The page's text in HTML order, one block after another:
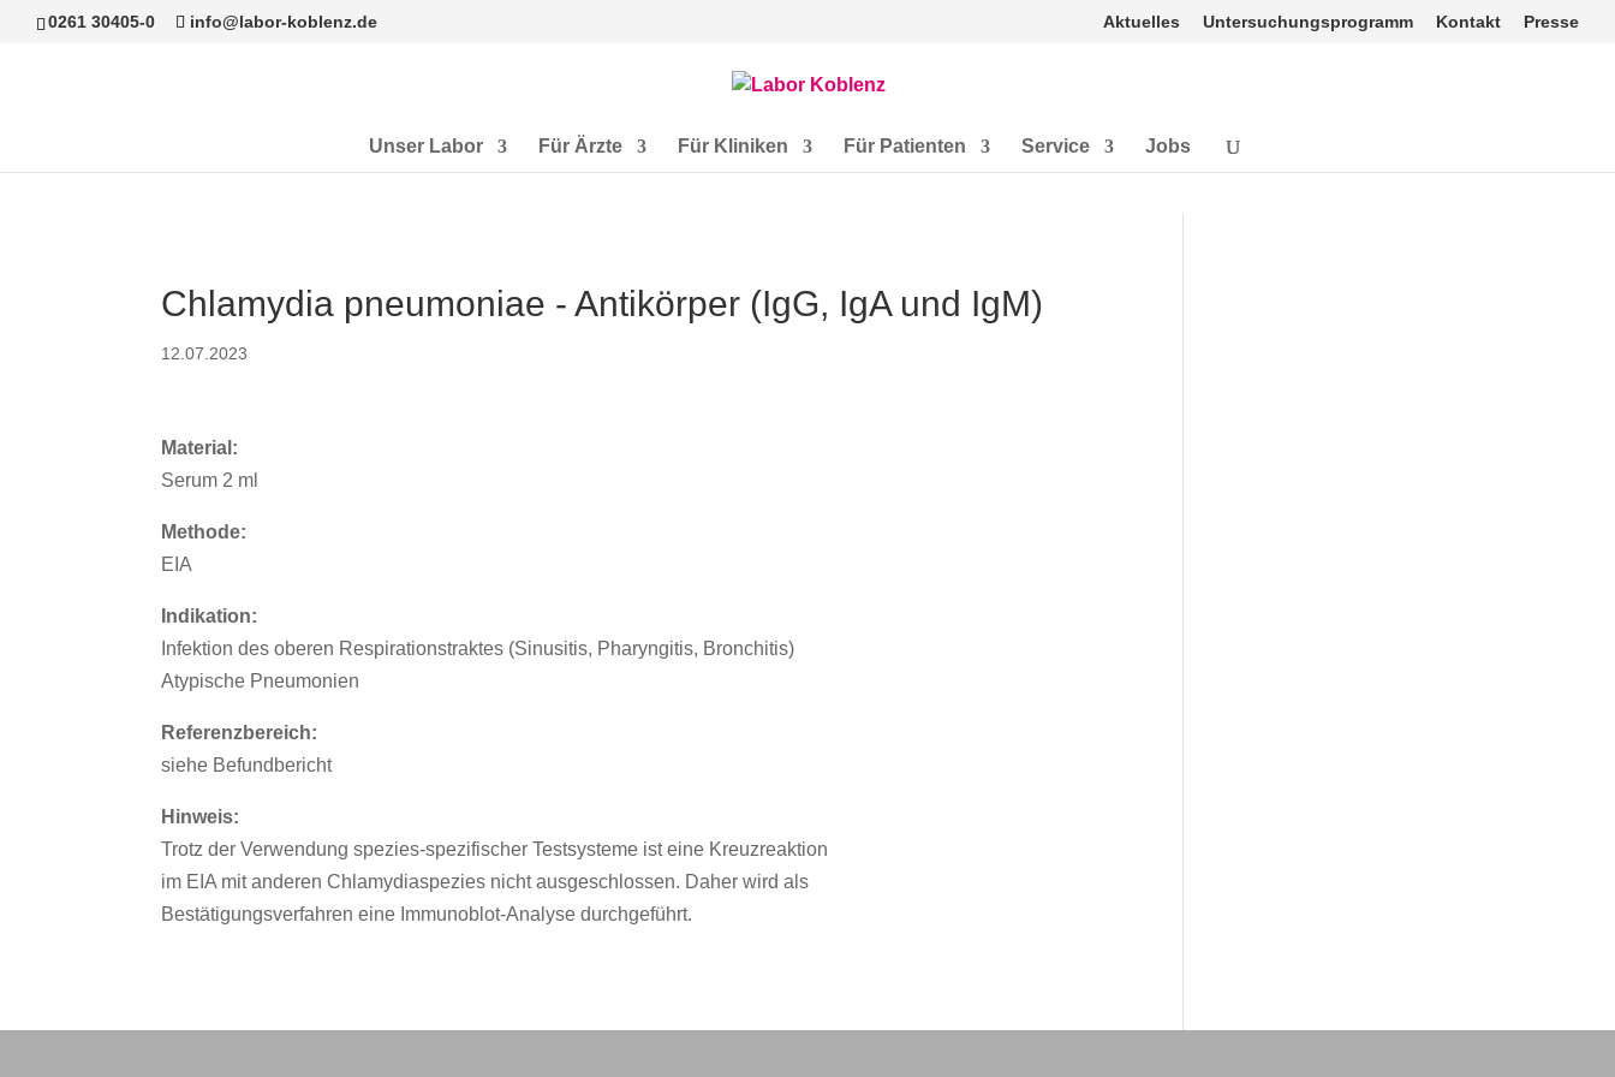
0261 30405-0 info@labor-koblenz.de Aktuelles Untersuchungsprogramm Kontakt Presse
Unser Labor Für Ärzte Für Kliniken Für Patienten Service Jobs
Chlamydia pneumoniae - Antikörper (IgG, IgA und IgM)
12.07.2023
Material:
Serum 2 ml
Methode:
EIA
Indikation:
Infektion des oberen Respirationstraktes (Sinusitis, Pharyngitis, Bronchitis)
Atypische Pneumonien
Referenzbereich:
siehe Befundbericht
Hinweis:
Trotz der Verwendung spezies-spezifischer Testsysteme ist eine Kreuzreaktion
im EIA mit anderen Chlamydiaspezies nicht ausgeschlossen. Daher wird als
Bestätigungsverfahren eine Immunoblot-Analyse durchgeführt.